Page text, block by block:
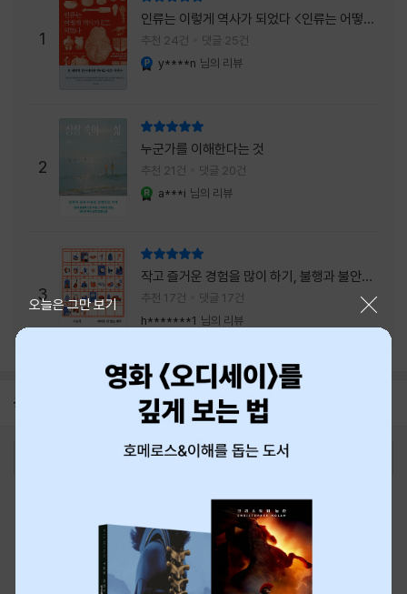
등껍질을 달고 살아간다. 몸의 일부이면서 한
사람을 표현하는 수단
1
인류는 이렇게 역사가 되었다 <인류는 어떻게
역사가 되었나>
추천 24건 댓글 25건
y****n 님의 리뷰
2
누군가를 이해한다는 것
추천 21건 댓글 20건
a***i 님의 리뷰
3
작고 즐거운 경험을 많이 하기, 불행과 불안을
회피하지 말기, 그리고 좋은 사람을 많이 만나
기.
추천 17건
댓글 17건
h*******1 님의 리뷰
공지 8월 신용카드 무이자할부 안내
오늘은 그만 보기
최근 본 상품
티켓 1544-6399
중고샵 1566-4295
eBook 1:1문의/채팅상담
예스이십사(주) 사업자 정보
이용약관
개인정보처리방침
청소년보호정책
PC버전
회사소개 거래처관계자께